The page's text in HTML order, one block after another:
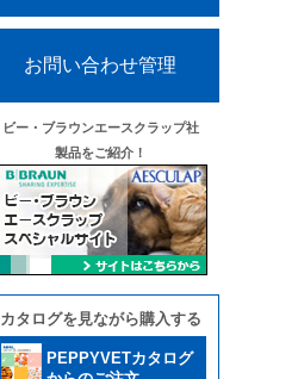
お問い合わせ管理
ビー・ブラウンエースクラップ社
製品をご紹介！
カタログを見ながら購入する
PEPPYVETカタログ